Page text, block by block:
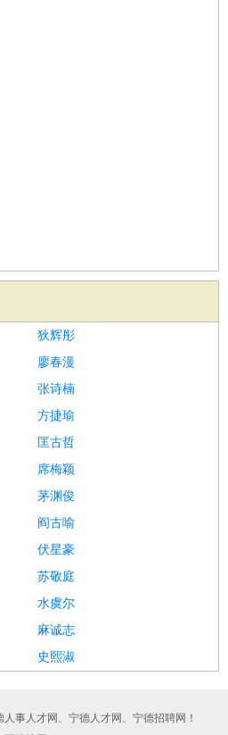
狄辉彤
廖春漫
张诗楠
方捷瑜
匡古哲
席梅颖
茅渊俊
阎古喻
伏星豪
苏敬庭
水虞尔
麻诚志
史熙淑
事人才网、宁德人才网、宁德招聘网！